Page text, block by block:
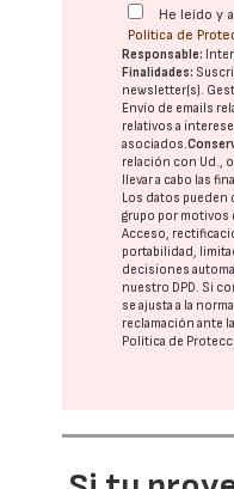
He leído y
Política de
Responsable:
Finalidades:
newsletter(s).
Envío de emails
relativos a
asociados.
relación con Ud.,
llevar a cabo las
Los datos pueden
grupo por motivos
Acceso,
portabilidad,
decisiones
nuestro DPD. Si
se ajusta a la
reclamación ante
Política de